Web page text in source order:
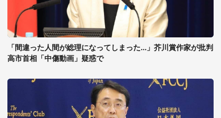
「間違った人間が総理になってしまった...」芥川賞作家が批判
高市首相「中傷動画」疑惑で